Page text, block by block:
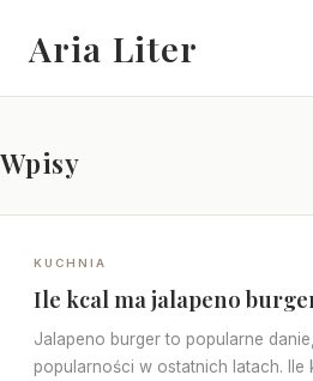
Aria Liter
Wpisy
KUCHNIA
Ile kcal ma jalapeno
Jalapeno burger to popularne
popularności w ostatnich latach. Ile